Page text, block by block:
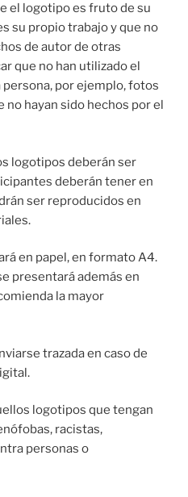
el logotipo es fruto de su
su propio trabajo y que no
de autor de otras
que no han utilizado el
por ejemplo, fotos
hayan sido hechos por el
logotipos deberán ser
deberán tener en
ser reproducidos en
en papel, en formato A4.
presentará además en
la mayor
trazada en caso de
logotipos que tengan
racistas,
personas o